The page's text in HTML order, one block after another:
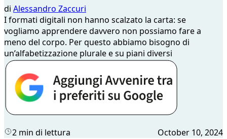
di Alessandro Zaccuri
I formati digitali non hanno scalzato la carta: se
vogliamo apprendere davvero non possiamo fare a
meno del corpo. Per questo abbiamo bisogno di
un’alfabetizzazione plurale e su piani diversi
2 min di lettura October 10, 2024